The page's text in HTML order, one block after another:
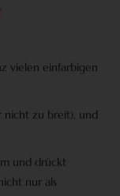
vielen einfarbigen
nicht zu breit), und
und drückt
nur als